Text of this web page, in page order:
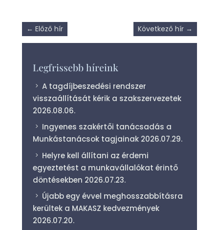
← Előző hír Következő hír →
Legfrissebb híreink
A tagdíjbeszedési rendszer
visszaállítását kérik a szakszervezetek
2026.08.06.
Ingyenes szakértői tanácsadás a
Munkástanácsok tagjainak 2026.07.29.
Helyre kell állítani az érdemi
egyeztetést a munkavállalókat érintő
döntésekben 2026.07.23.
Újabb egy évvel meghosszabbításra
kerültek a MAKASZ kedvezmények
2026.07.20.